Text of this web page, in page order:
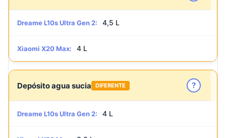
Dreame L10s Ultra Gen 2: 4,5 L
Xiaomi X20 Max: 4 L
Depósito agua sucia DIFERENTE ?
Dreame L10s Ultra Gen 2: 4 L